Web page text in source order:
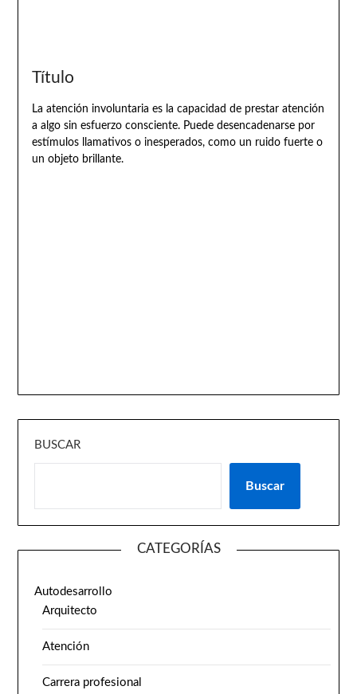
Título
La atención involuntaria es la capacidad de prestar atención
a algo sin esfuerzo consciente. Puede desencadenarse por
estímulos llamativos o inesperados, como un ruido fuerte o
un objeto brillante.
BUSCAR
Buscar
CATEGORÍAS
Autodesarrollo
Arquitecto
Atención
Carrera profesional